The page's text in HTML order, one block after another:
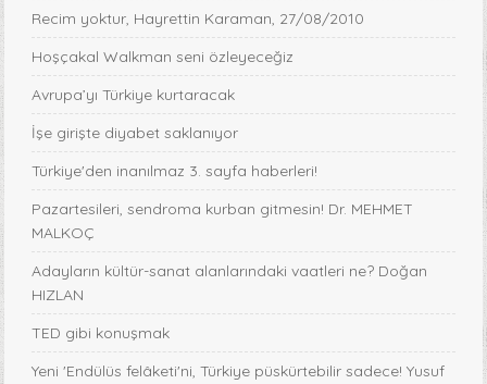
Recim yoktur, Hayrettin Karaman, 27/08/2010
Hoşçakal Walkman seni özleyeceğiz
Avrupa’yı Türkiye kurtaracak
İşe girişte diyabet saklanıyor
Türkiye'den inanılmaz 3. sayfa haberleri!
Pazartesileri, sendroma kurban gitmesin! Dr. MEHMET
MALKOÇ
Adayların kültür-sanat alanlarındaki vaatleri ne? Doğan
HIZLAN
TED gibi konuşmak
Yeni 'Endülüs felâketi'ni, Türkiye püskürtebilir sadece! Yusuf